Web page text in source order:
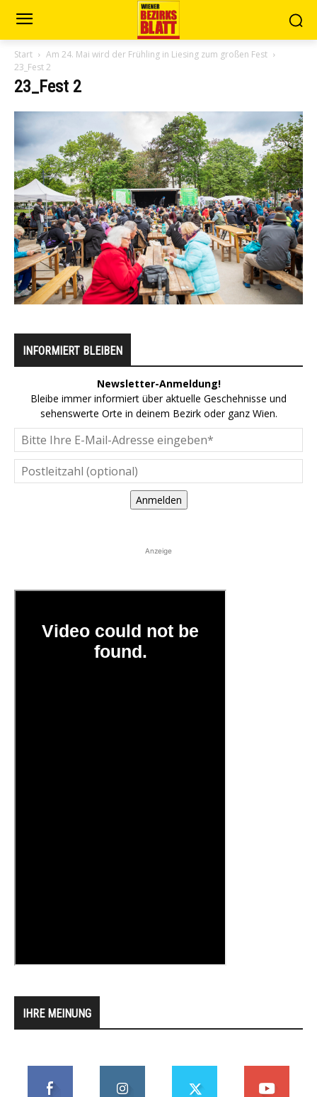
Start
Am 24. Mai wird der Frühling in Liesing zum großen Fest
23_Fest 2
23_Fest 2
INFORMIERT BLEIBEN
Newsletter-Anmeldung!
Bleibe immer informiert über aktuelle Geschehnisse und
sehenswerte Orte in deinem Bezirk oder ganz Wien.
Anmelden
Anzeige
IHRE MEINUNG